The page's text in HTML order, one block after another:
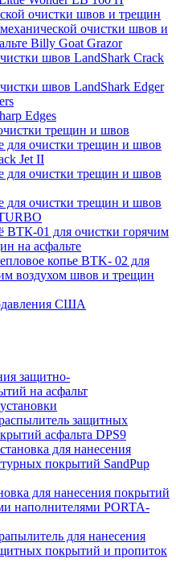
очистки швов и трещин
очистки швов и
Billy Goat Grazor
швов LandShark Crack
швов LandShark Edger
Edges
трещин и швов
для очистки трещин и швов
Jet II
для очистки трещин и швов
для очистки трещин и швов
ВТК-01 для очистки горячим
на асфальте
копье BTK- 02 для
воздухом швов и трещин
США
защитно-
на асфальт
защитных
асфальта DPS9
для нанесения
покрытий SandPup
для нанесения покрытий
наполнителями PORTA-
для нанесения
покрытий и пропиток